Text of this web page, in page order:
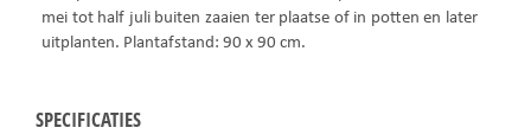
mei tot half juli buiten zaaien ter plaatse of in potten en later
uitplanten. Plantafstand: 90 x 90 cm.
SPECIFICATIES